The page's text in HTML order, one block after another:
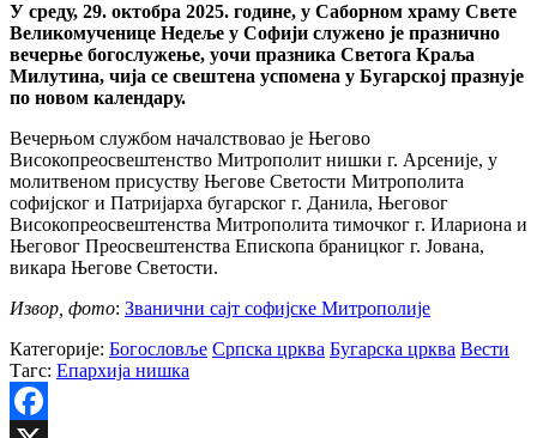
У среду, 29. октобра 2025. године, у Саборном храму Свете
Великомученице Недеље у Софији служено је празнично
вечерње богослужење, уочи празника Светога Краља
Милутина, чија се свештена успомена у Бугарској празнује
по новом календару.
Вечерњом службом началствовао је Његово
Високопреосвештенство Митрополит нишки г. Арсеније, у
молитвеном присуству Његове Светости Митрополита
софијског и Патријарха бугарског г. Данила, Његовог
Високопреосвештенства Митрополита тимочког г. Илариона и
Његовог Преосвештенства Епископа браницког г. Јована,
викара Његове Светости.
Извор, фото: Званични сајт софијске Митрополије
Категорије: Богословље Српска црква Бугарска црква Вести
Тагс: Епархија нишка